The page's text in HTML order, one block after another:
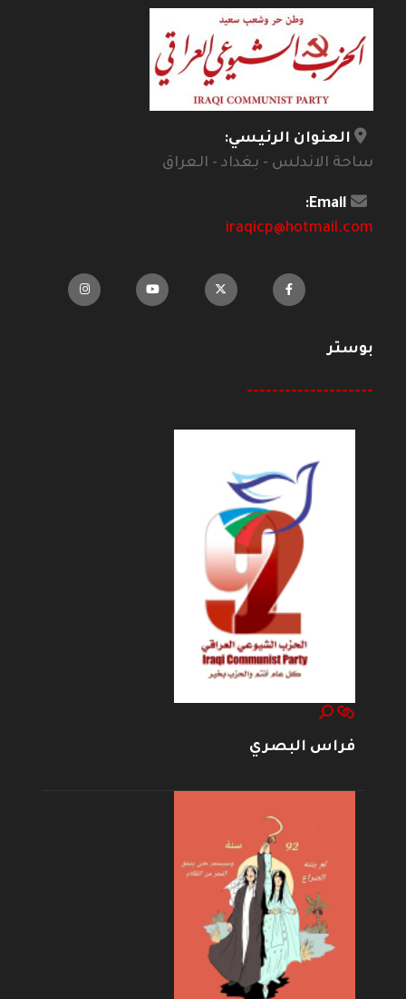
العنوان الرئيسي:
ساحة الاندلس - بغداد - العراق
Email:
iraqicp@hotmail.com
بوستر
--------------------
فراس البصري